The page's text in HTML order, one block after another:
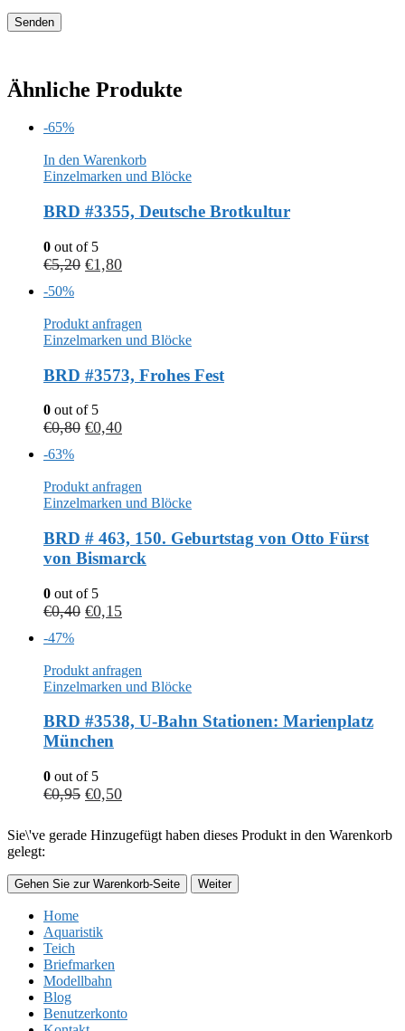
Ähnliche Produkte
-65%
In den Warenkorb
Einzelmarken und Blöcke
BRD #3355, Deutsche Brotkultur
0 out of 5
€5,20 €1,80
-50%
Produkt anfragen
Einzelmarken und Blöcke
BRD #3573, Frohes Fest
0 out of 5
€0,80 €0,40
-63%
Produkt anfragen
Einzelmarken und Blöcke
BRD # 463, 150. Geburtstag von Otto Fürst
von Bismarck
0 out of 5
€0,40 €0,15
-47%
Produkt anfragen
Einzelmarken und Blöcke
BRD #3538, U-Bahn Stationen: Marienplatz
München
0 out of 5
€0,95 €0,50
Sie\'ve gerade Hinzugefügt haben dieses Produkt in den Warenkorb
gelegt:
Gehen Sie zur Warenkorb-Seite Weiter
Home
Aquaristik
Teich
Briefmarken
Modellbahn
Blog
Benutzerkonto